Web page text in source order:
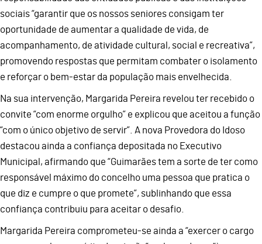
sociais “garantir que os nossos seniores consigam ter
oportunidade de aumentar a qualidade de vida, de
acompanhamento, de atividade cultural, social e recreativa”,
promovendo respostas que permitam combater o isolamento
e reforçar o bem-estar da população mais envelhecida.
Na sua intervenção, Margarida Pereira revelou ter recebido o
convite “com enorme orgulho” e explicou que aceitou a função
“com o único objetivo de servir”. A nova Provedora do Idoso
destacou ainda a confiança depositada no Executivo
Municipal, afirmando que “Guimarães tem a sorte de ter como
responsável máximo do concelho uma pessoa que pratica o
que diz e cumpre o que promete”, sublinhando que essa
confiança contribuiu para aceitar o desafio.
Margarida Pereira comprometeu-se ainda a “exercer o cargo